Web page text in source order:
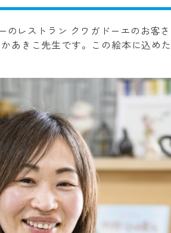
レストラン クワガドーエのお客
あきこ先生です。この絵本に込め